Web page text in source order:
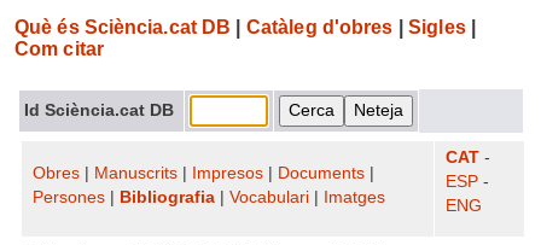
Què és Sciència.cat DB Catàleg d'obres Sigles|
Com citar
Id Sciència.cat DB
Obres Manuscrits Impresos Documents
Persones
Bibliografia Vocabulari Imatges
CAT -
ESP -
ENG